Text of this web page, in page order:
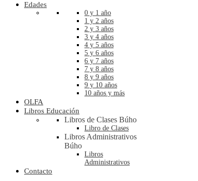
Edades
0 y 1 año
1 y 2 años
2 y 3 años
3 y 4 años
4 y 5 años
5 y 6 años
6 y 7 años
7 y 8 años
8 y 9 años
9 y 10 años
10 años y más
OLFA
Libros Educación
Libros de Clases Búho
Libro de Clases
Libros Administrativos
Búho
Libros
Administrativos
Contacto